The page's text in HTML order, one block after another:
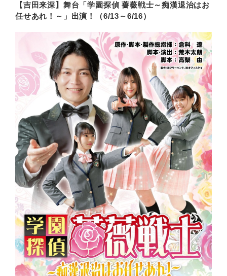
【吉田来深】舞台「学園探偵 薔薇戦士～痴漢退治はお
任せあれ！～」出演！（6/13～6/16）